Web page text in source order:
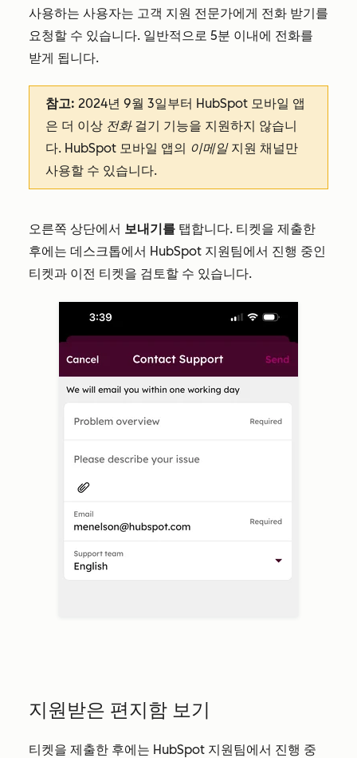
사용하는 사용자는 고객 지원 전문가에게 전화 받기를
요청할 수 있습니다. 일반적으로 5분 이내에 전화를
받게 됩니다.
참고: 2024년 9월 3일부터 HubSpot 모바일 앱
은 더 이상 전화걸기 기능을 지원하지 않습니
다. HubSpot 모바일 앱의 이메일지원 채널만
사용할 수 있습니다.
오른쪽 상단에서 보내기를 탭합니다. 티켓을 제출한
후에는 데스크톱에서 HubSpot 지원팀에서 진행 중인
티켓과 이전 티켓을 검토할 수 있습니다.
지원받은 편지함 보기
티켓을 제출한 후에는 HubSpot 지원팀에서 진행 중